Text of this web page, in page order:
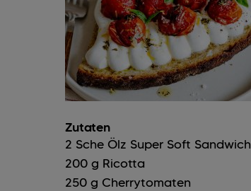
Zutaten
2 Sche Ölz Super Soft Sandwich
200 g Ricotta
250 g Cherrytomaten